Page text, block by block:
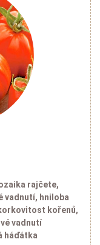
rajčete,
vadnutí, hniloba
kořenů,
vadnutí
háďátka